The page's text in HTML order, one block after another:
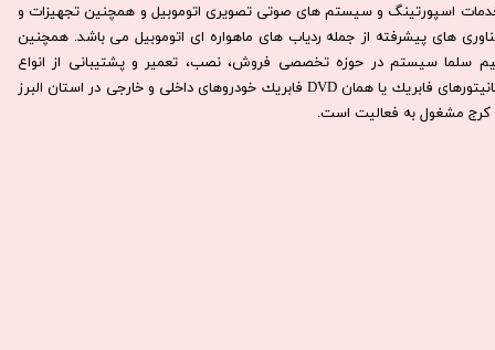
اسپورتینگ و سیستم های صوتی تصویری اتوموبیل و همچنین تجهیزات و
های پیشرفته از جمله ردیاب های ماهواره ای اتوموبیل می باشد. همچنين
سلما سيستم در حوزه تخصصی فروش، نصب، تعمير و پشتيبانی از انواع
مانيتورهای فابريك يا همان DVD فابريك خودروهای داخلی و خارجی در استان البرز
كرج مشغول به فعاليت است.​​​​​​​